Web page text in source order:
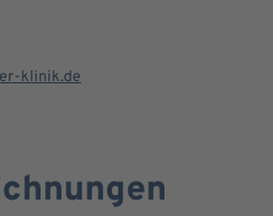
klinik.de